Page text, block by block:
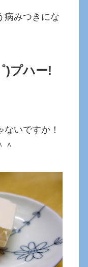
病みつきにな
)プハー!
いですか！
＾